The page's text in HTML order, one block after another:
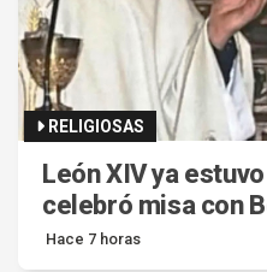
RELIGIOSAS
León XIV ya
celebró misa con
Hace 7 horas